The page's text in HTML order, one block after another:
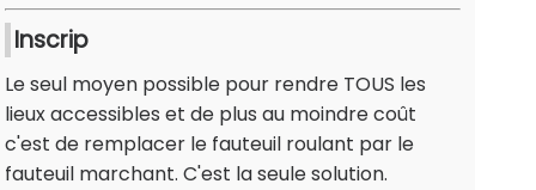
Inscrip
Le seul moyen possible pour rendre TOUS les
lieux accessibles et de plus au moindre coût
c'est de remplacer le fauteuil roulant par le
fauteuil marchant. C'est la seule solution.